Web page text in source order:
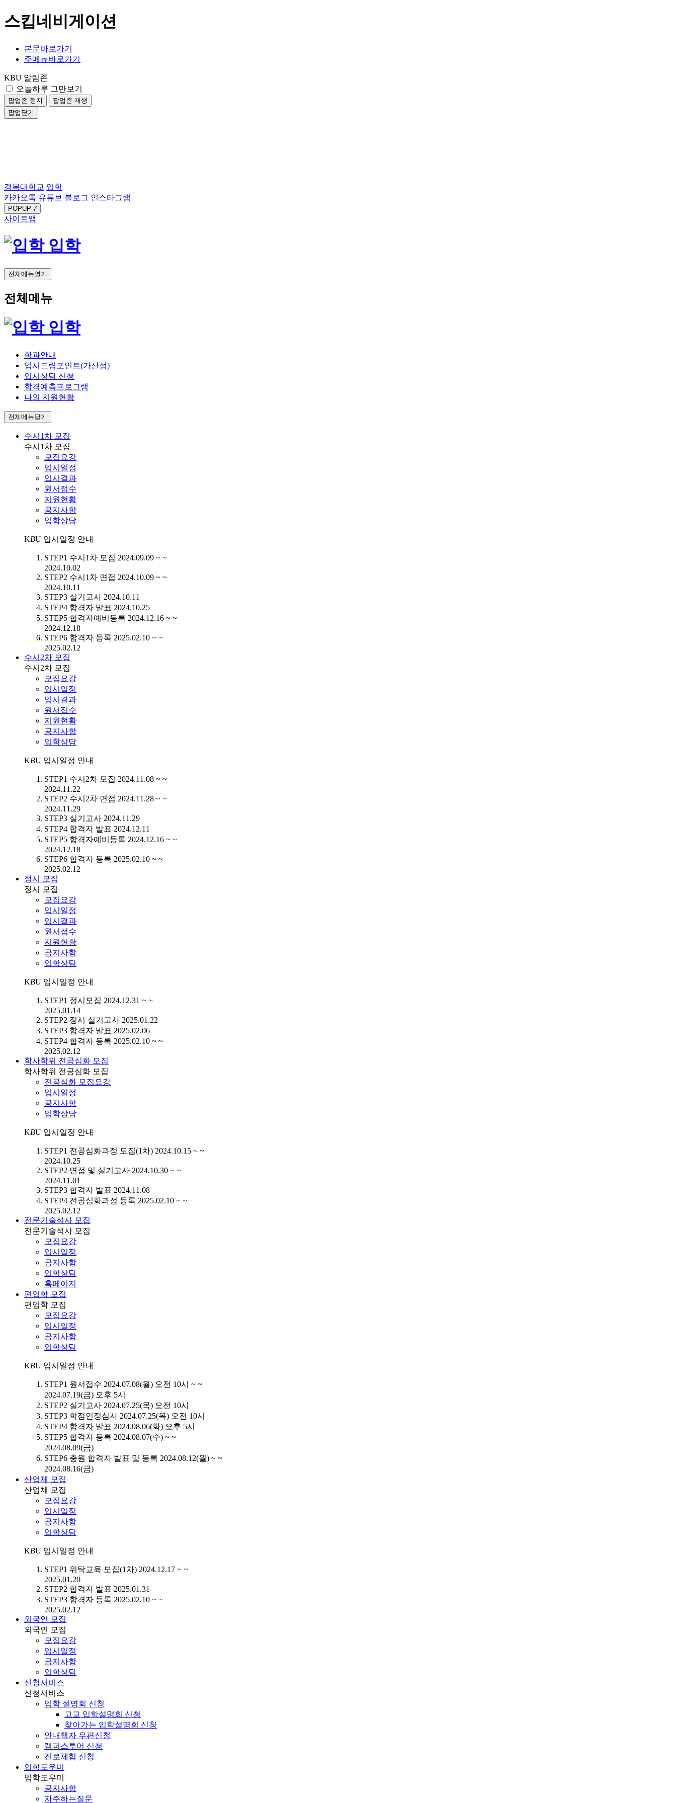
스킵네비게이션
본문바로가기
주메뉴바로가기
KBU 알림존
오늘하루 그만보기
팝업존 정지
팝업존 재생
팝업닫기
경복대학교 입학
카카오톡 유튜브 블로그 인스타그램
POPUP 7
사이트맵
입학
전체메뉴열기
전체메뉴
입학
학과안내
입시드림포인트(가산점)
입시상담 신청
합격예측프로그램
나의 지원현황
전체메뉴닫기
수시1차 모집
수시1차 모집
모집요강
입시일정
입시결과
원서접수
지원현황
공지사항
입학상담
KBU 입시일정 안내
STEP1 수시1차 모집 2024.09.09 ~ ~
2024.10.02
STEP2 수시1차 면접 2024.10.09 ~ ~
2024.10.11
STEP3 실기고사 2024.10.11
STEP4 합격자 발표 2024.10.25
STEP5 합격자예비등록 2024.12.16 ~ ~
2024.12.18
STEP6 합격자 등록 2025.02.10 ~ ~
2025.02.12
수시2차 모집
수시2차 모집
모집요강
입시일정
입시결과
원서접수
지원현황
공지사항
입학상담
KBU 입시일정 안내
STEP1 수시2차 모집 2024.11.08 ~ ~
2024.11.22
STEP2 수시2차 면접 2024.11.28 ~ ~
2024.11.29
STEP3 실기고사 2024.11.29
STEP4 합격자 발표 2024.12.11
STEP5 합격자예비등록 2024.12.16 ~ ~
2024.12.18
STEP6 합격자 등록 2025.02.10 ~ ~
2025.02.12
정시 모집
정시 모집
모집요강
입시일정
입시결과
원서접수
지원현황
공지사항
입학상담
KBU 입시일정 안내
STEP1 정시모집 2024.12.31 ~ ~
2025.01.14
STEP2 정시 실기고사 2025.01.22
STEP3 합격자 발표 2025.02.06
STEP4 합격자 등록 2025.02.10 ~ ~
2025.02.12
학사학위 전공심화 모집
학사학위 전공심화 모집
전공심화 모집요강
입시일정
공지사항
입학상담
KBU 입시일정 안내
STEP1 전공심화과정 모집(1차) 2024.10.15 ~ ~
2024.10.25
STEP2 면접 및 실기고사 2024.10.30 ~ ~
2024.11.01
STEP3 합격자 발표 2024.11.08
STEP4 전공심화과정 등록 2025.02.10 ~ ~
2025.02.12
전문기술석사 모집
전문기술석사 모집
모집요강
입시일정
공지사항
입학상담
홈페이지
편입학 모집
편입학 모집
모집요강
입시일정
공지사항
입학상담
KBU 입시일정 안내
STEP1 원서접수 2024.07.08(월) 오전 10시 ~ ~
2024.07.19(금) 오후 5시
STEP2 실기고사 2024.07.25(목) 오전 10시
STEP3 학점인정심사 2024.07.25(목) 오전 10시
STEP4 합격자 발표 2024.08.06(화) 오후 5시
STEP5 합격자 등록 2024.08.07(수) ~ ~
2024.08.09(금)
STEP6 충원 합격자 발표 및 등록 2024.08.12(월) ~ ~
2024.08.16(금)
산업체 모집
산업체 모집
모집요강
입시일정
공지사항
입학상담
KBU 입시일정 안내
STEP1 위탁교육 모집(1차) 2024.12.17 ~ ~
2025.01.20
STEP2 합격자 발표 2025.01.31
STEP3 합격자 등록 2025.02.10 ~ ~
2025.02.12
외국인 모집
외국인 모집
모집요강
입시일정
공지사항
입학상담
신청서비스
신청서비스
입학 설명회 신청
고교 입학설명회 신청
찾아가는 입학설명회 신청
안내책자 우편신청
캠퍼스투어 신청
진로체험 신청
입학도우미
입학도우미
공지사항
자주하는질문